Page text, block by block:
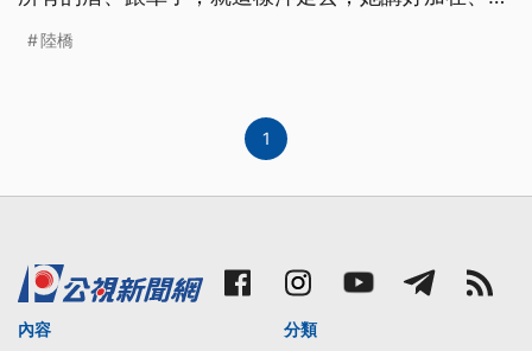
陸橋
1
內容
分類